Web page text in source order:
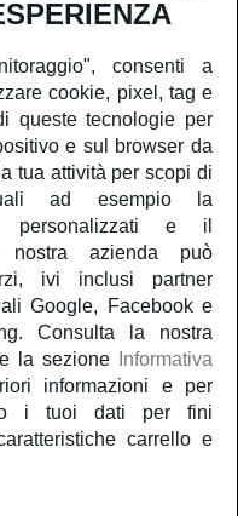
consenti a
cookie, pixel, tag e
queste tecnologie per
e sul browser da
tua attività per scopi di
ad esempio la
personalizzati e il
azienda può
ivi inclusi partner
Google, Facebook e
Consulta la nostra
la sezione
Informativa
informazioni e per
i tuoi dati per fini
carrello e